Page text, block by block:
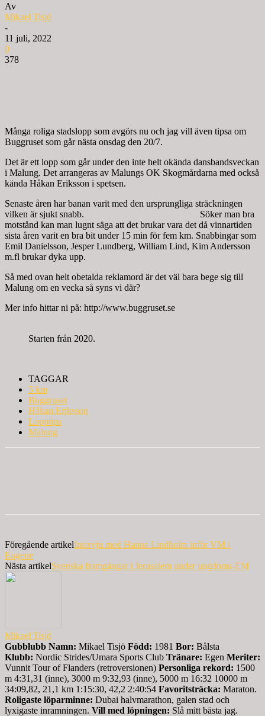
Av
Mikael Tisjö
-
11 juli, 2022
0
378
Många roliga stadslopp som avgörs nu och jag vill även tipsa om
Buggruset som går nästa onsdag den 20/7.
Det är ett lopp som går under den inte helt okända dansbandsveckan
i Malung. Det arrangeras av Malungs OK Skogmårdarna med också
kända Håkan Eriksson i spetsen.
Senaste åren har banan varit med den ursprungliga sträckningen
vilken är sjukt snabb. Söker man bra
motstånd kan man lugnt säga att det brukar vara det då vinnartiden
sista åren varit en bra bit under 15 min för fem km. Snabbingar som
Emil Danielsson, Jesper Lundberg, William Lind, Kim Andersson
m.fl brukar dyka upp.
Så med ovan helt obetalda reklamord är det väl bara bege sig till
Malung om en vecka så syns vi där?
Mer info hittar ni på: http://www.buggruset.se
Starten från 2020.
TAGGAR
5 km
Buggruset
Håkan Eriksson
Lopptips
Malung
Föregående artikelIntervju med Hanna Lindholm inför VM i
Eugene
Nästa artikelSvenska framgångar i Jerusalem under ungdoms-EM
Mikael Tisjö
Gubblubb Namn: Mikael Tisjö Född: 1981 Bor: Bålsta
Klubb: Nordic Strides/Umara Sports Club Tränare: Egen Meriter:
Vunnit Tour of Flanders (retroversionen) Personliga rekord: 1500
m 4:31,31 (inne), 3000 m 9:32,93 (inne), 5000 m 16:32 10000 m
34:09,82, 21,1 km 1:15:30, 42,2 2:40:54 Favoritsträcka: Maraton.
Roligaste löparminne: Dubai halvmarathon, galen stad och
lyxigaste inramningen. Vill med löpningen: Slå mitt bästa jag.